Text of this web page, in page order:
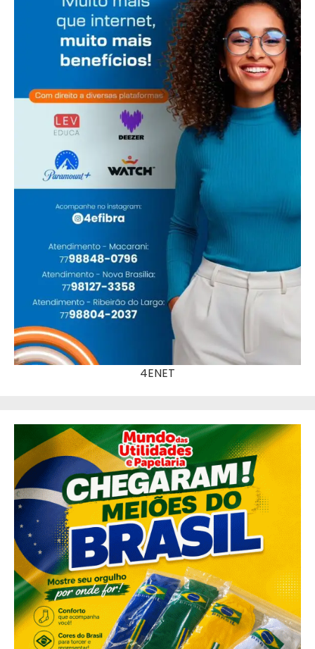
4ENET